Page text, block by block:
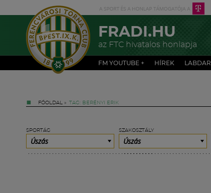
FRADI.HU
az FTC hivatalos honlapja
FM YOUTUBE + HÍREK
FŐOLDAL » TAG: BERÉNYI ERIK
SPORTÁG
Úszás
SZAKOSZTÁLY
Úszás